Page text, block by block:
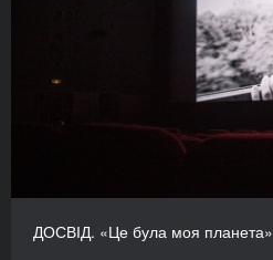
ДОСВІД. «Це була моя планета»